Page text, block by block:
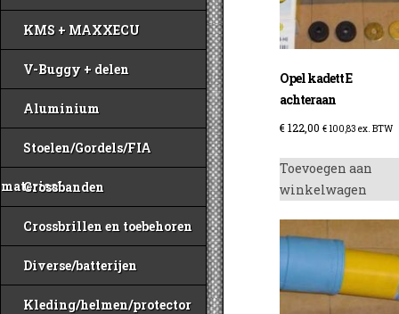
KMS + MAXXECU
V-Buggy + delen
Aluminium
Stoelen/Gordels/FIA
materiaal
Crossbanden
Crossbrillen en toebehoren
Diverse/batterijen
Kleding/helmen/protector
Opel kadett E
achteraan
€122,00 € 100,83 ex. BTW
Toevoegen aan
winkelwagen